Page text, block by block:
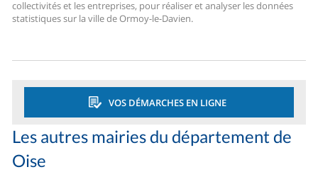
collectivités et les entreprises, pour réaliser et analyser les données
statistiques sur la ville de Ormoy-le-Davien.
VOS DÉMARCHES EN LIGNE
Les autres mairies du département de
Oise